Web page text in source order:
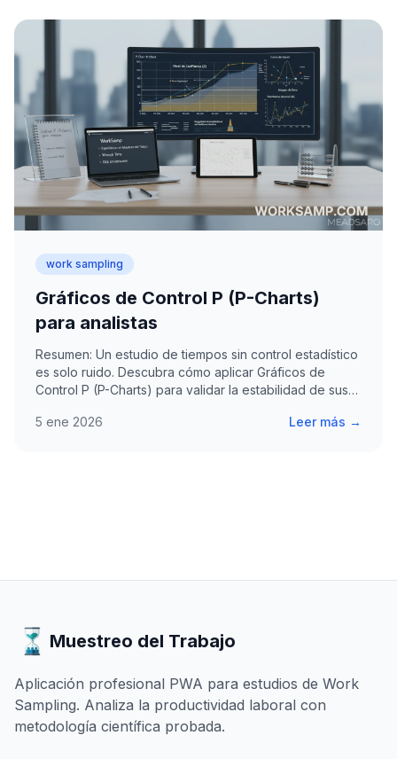
work sampling
Gráficos de Control P (P-Charts)
para analistas
Resumen: Un estudio de tiempos sin control estadístico
es solo ruido. Descubra cómo aplicar Gráficos de
Control P (P-Charts) para validar la estabilidad de sus…
5 ene 2026 Leer más →
Muestreo del Trabajo
Aplicación profesional PWA para estudios de Work
Sampling. Analiza la productividad laboral con
metodología científica probada.